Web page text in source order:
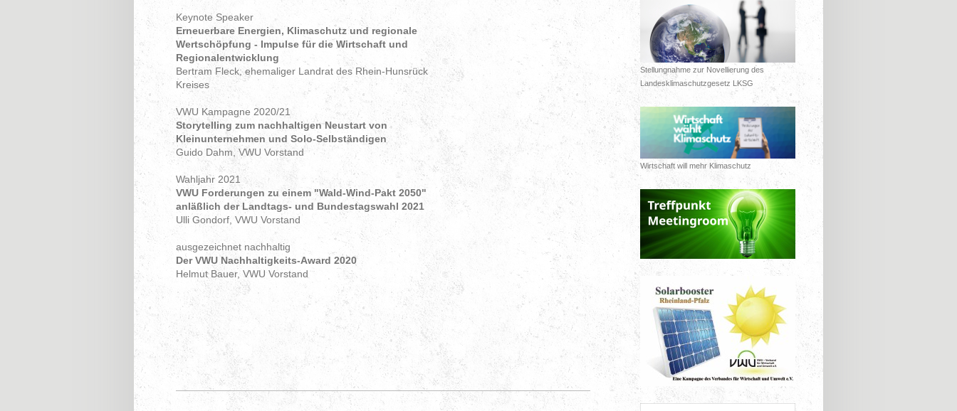
Keynote Speaker
Erneuerbare Energien, Klimaschutz und regionale
Wertschöpfung - Impulse für die Wirtschaft und
Regionalentwicklung
Bertram Fleck, ehemaliger Landrat des Rhein-Hunsrück
Kreises
VWU Kampagne 2020/21
Storytelling zum nachhaltigen Neustart von
Kleinunternehmen und Solo-Selbständigen
Guido Dahm, VWU Vorstand
Wahljahr 2021
VWU Forderungen zu einem "Wald-Wind-Pakt 2050"
anläßlich der Landtags- und Bundestagswahl 2021
Ulli Gondorf, VWU Vorstand
ausgezeichnet nachhaltig
Der VWU Nachhaltigkeits-Award 2020
Helmut Bauer, VWU Vorstand
Stellungnahme zur Novellierung des
Landesklimaschutzgesetz LKSG
Wirtschaft will mehr Klimaschutz